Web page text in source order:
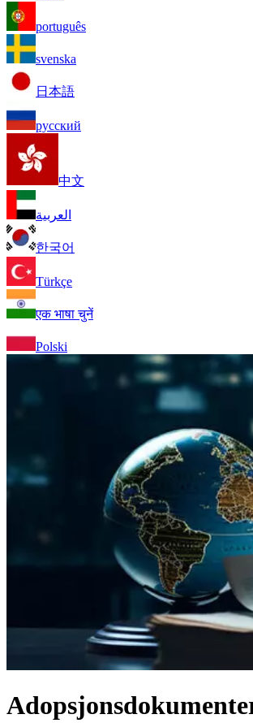
português
svenska
日本語
русский
中文
العربية
한국어
Türkçe
एक भाषा चुनें
Polski